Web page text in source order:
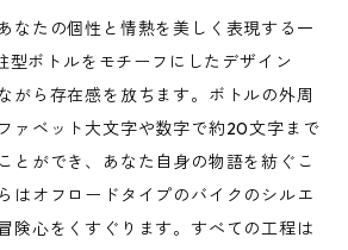
なたの個性と情熱を美しく表現する一
型ボトルをモチーフにしたデザイン
がら存在感を放ちます。ボトルの外周
ァベット大文字や数字で約20文字まで
とができ、あなた自身の物語を紡ぐこ
はオフロードタイプのバイクのシルエ
険心をくすぐります。すべての工程は